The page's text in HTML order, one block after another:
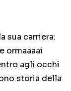
sua carriera:
ormaaaai
agli occhi
storia della